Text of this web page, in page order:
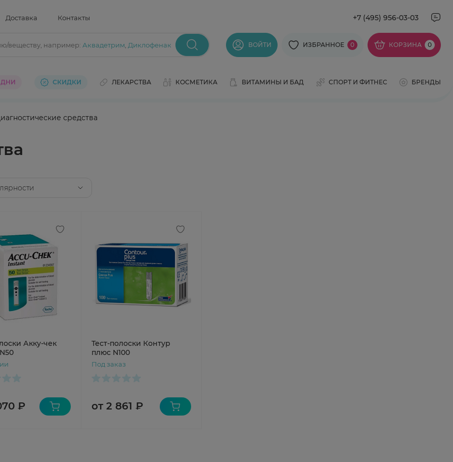
Доставка Контакты +7 (495) 956-03-03
веществу, например: Аквадетрим Диклофенак ВОЙТИ ИЗБРАННОЕ 0 КОРЗИНА 0
ДНИ СКИДКИ ЛЕКАРСТВА КОСМЕТИКА ВИТАМИНЫ И БАД СПОРТ И ФИТНЕС БРЕНДЫ
средства
Акку-чек
₽
Тест-полоски Контур
плюс N100
Под заказ
от 2 861 ₽